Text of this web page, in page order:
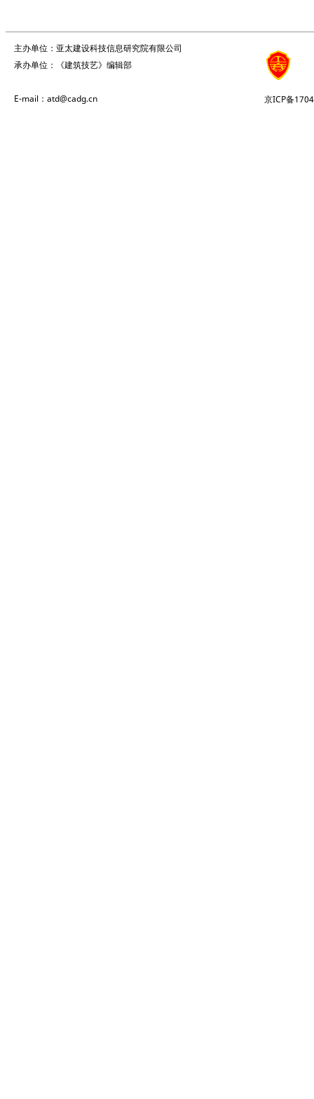
主办单位：亚太建设科技信息研究院有限公司
承办单位：《建筑技艺》编辑部
E-mail：atd@cadg.cn 京ICP备